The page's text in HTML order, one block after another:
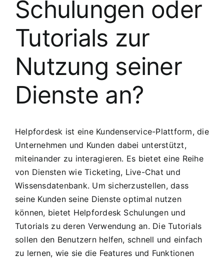
Schulungen oder
Tutorials zur
Nutzung seiner
Dienste an?
Helpfordesk ist eine Kundenservice-Plattform, die
Unternehmen und Kunden dabei unterstützt,
miteinander zu interagieren. Es bietet eine Reihe
von Diensten wie Ticketing, Live-Chat und
Wissensdatenbank. Um sicherzustellen, dass
seine Kunden seine Dienste optimal nutzen
können, bietet Helpfordesk Schulungen und
Tutorials zu deren Verwendung an. Die Tutorials
sollen den Benutzern helfen, schnell und einfach
zu lernen, wie sie die Features und Funktionen